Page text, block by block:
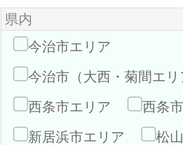
ー
ム
県内
今治市エリア
今治市（大西・菊間エリ
西条市エリア
西条
新居浜市エリア
松